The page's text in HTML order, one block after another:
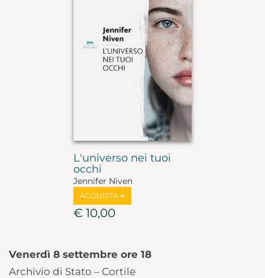
L'universo nei tuoi
occhi
Jennifer Niven
ACQUISTA
€ 10,00
Venerdì 8 settembre ore 18
Archivio di Stato – Cortile